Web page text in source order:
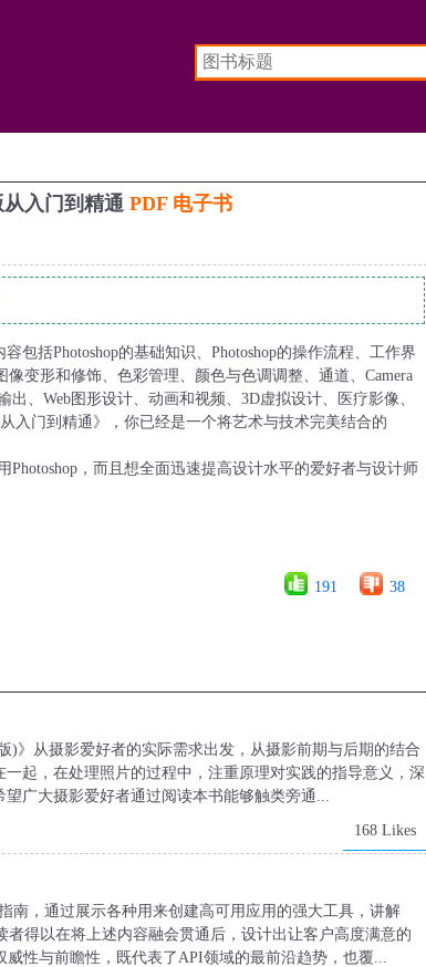
从入门到精通 PDF 电子书
包括Photoshop的基础知识、Photoshop的操作流程、工作界
变形和修饰、色彩管理、颜色与色调调整、通道、Camera
、Web图形设计、动画和视频、3D虚拟设计、医疗影像、
入门到精通》，你已经是一个将艺术与技术完美结合的
Photoshop，而且想全面迅速提高设计水平的爱好者与设计师
191 38
)》从摄影爱好者的实际需求出发，从摄影前期与后期的结合
起，在处理照片的过程中，注重原理对实践的指导意义，深
广大摄影爱好者通过阅读本书能够触类旁通...
168 Likes
南，通过展示各种用来创建高可用应用的强大工具，讲解
得以在将上述内容融会贯通后，设计出让客户高度满意的
威性与前瞻性，既代表了API领域的最前沿趋势，也覆...